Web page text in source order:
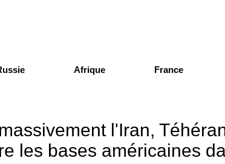
Afrique France
l'Iran,
les bases américaines